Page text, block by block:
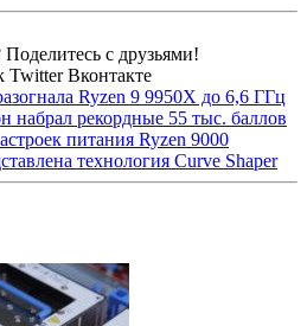
с друзьями!
Twitter Вконтакте
Ryzen 9 9950X до 6,6 ГГц
набрал рекордные 55 тыс. баллов
питания Ryzen 9000
технология Curve Shaper